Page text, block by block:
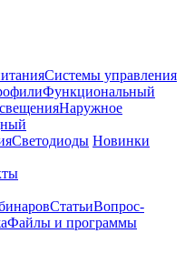
Системы управления
Функциональный
Наружное
Светодиоды Новинки
СтатьиВопрос-
Файлы и программы